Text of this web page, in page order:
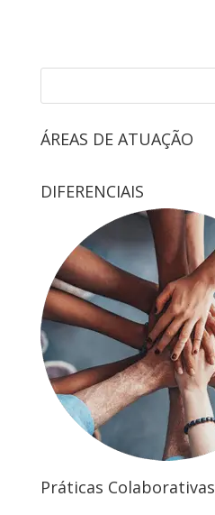
ÁREAS DE ATUAÇÃO
DIFERENCIAIS
Práticas Colaborativas